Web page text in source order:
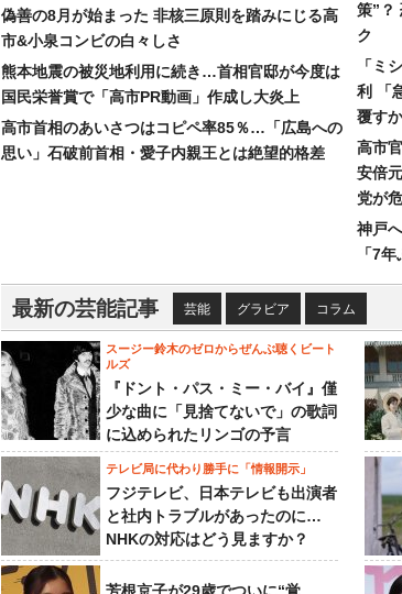
偽善の8月が始まった 非核三原則を踏みにじる高
市&小泉コンビの白々しさ
熊本地震の被災地利用に続き…首相官邸が今度は
国民栄誉賞で「高市PR動画」作成し大炎上
高市首相のあいさつはコピペ率85％…「広島への
思い」石破前首相・愛子内親王とは絶望的格差
策”？
ク
「ミ
利 「
覆すか
高市
安倍
党が
神戸
「7
最新の芸能記事 芸能 グラビア コラム
スージー鈴木のゼロからぜんぶ聴くビート
ルズ
『ドント・パス・ミー・バイ』僅
少な曲に「見捨てないで」の歌詞
に込められたリンゴの予言
テレビ局に代わり勝手に「情報開示」
フジテレビ、日本テレビも出演者
と社内トラブルがあったのに…
NHKの対応はどう見ますか？